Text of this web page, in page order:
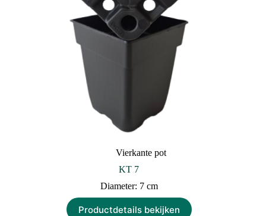
Vierkante pot
KT 7
Diameter: 7 cm
Productdetails bekijken